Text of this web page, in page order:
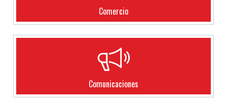
Comercio
Comunicaciones